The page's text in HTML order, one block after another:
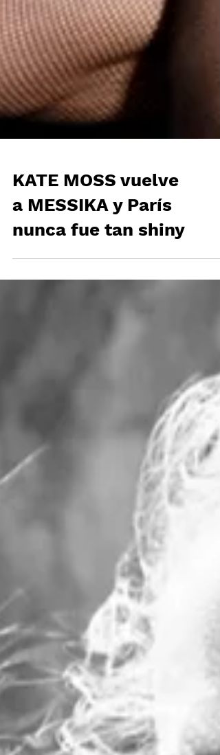
KATE MOSS vuelve
a MESSIKA y París